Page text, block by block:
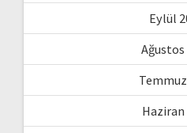
Eylül
Ağustos
Haziran